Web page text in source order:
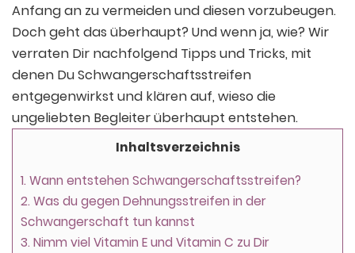
Anfang an zu vermeiden und diesen vorzubeugen.
Doch geht das überhaupt? Und wenn ja, wie? Wir
verraten Dir nachfolgend Tipps und Tricks, mit
denen Du Schwangerschaftsstreifen
entgegenwirkst und klären auf, wieso die
ungeliebten Begleiter überhaupt entstehen.
Inhaltsverzeichnis
1. Wann entstehen Schwangerschaftsstreifen?
2. Was du gegen Dehnungsstreifen in der
Schwangerschaft tun kannst
3. Nimm viel Vitamin E und Vitamin C zu Dir